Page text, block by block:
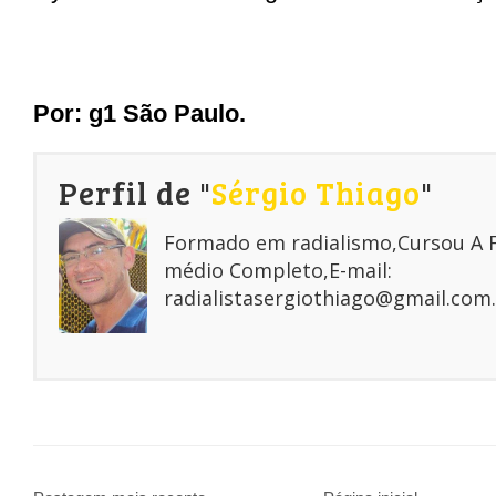
Por: g1 São Paulo.
Perfil de "Sérgio Thiago"
Formado em radialismo,Cursou A
médio Completo,E-mail:
radialistasergiothiago@gmail.com.